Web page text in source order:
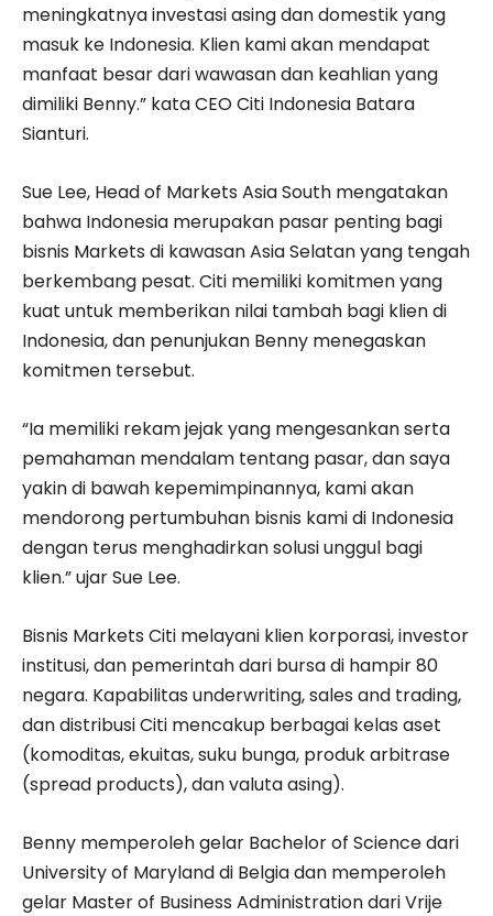
meningkatnya investasi asing dan domestik yang
masuk ke Indonesia. Klien kami akan mendapat
manfaat besar dari wawasan dan keahlian yang
dimiliki Benny.” kata CEO Citi Indonesia Batara
Sianturi.
Sue Lee, Head of Markets Asia South mengatakan
bahwa Indonesia merupakan pasar penting bagi
bisnis Markets di kawasan Asia Selatan yang tengah
berkembang pesat. Citi memiliki komitmen yang
kuat untuk memberikan nilai tambah bagi klien di
Indonesia, dan penunjukan Benny menegaskan
komitmen tersebut.
“Ia memiliki rekam jejak yang mengesankan serta
pemahaman mendalam tentang pasar, dan saya
yakin di bawah kepemimpinannya, kami akan
mendorong pertumbuhan bisnis kami di Indonesia
dengan terus menghadirkan solusi unggul bagi
klien.” ujar Sue Lee.
Bisnis Markets Citi melayani klien korporasi, investor
institusi, dan pemerintah dari bursa di hampir 80
negara. Kapabilitas underwriting, sales and trading,
dan distribusi Citi mencakup berbagai kelas aset
(komoditas, ekuitas, suku bunga, produk arbitrase
(spread products), dan valuta asing).
Benny memperoleh gelar Bachelor of Science dari
University of Maryland di Belgia dan memperoleh
gelar Master of Business Administration dari Vrije